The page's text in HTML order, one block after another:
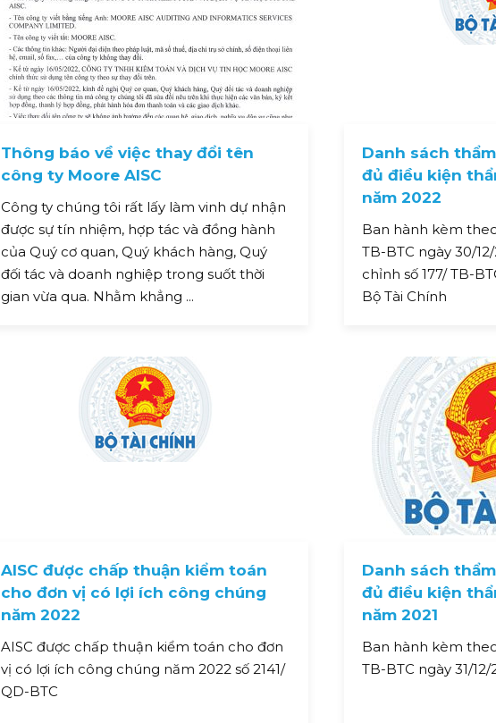
Thông báo về việc thay đổi tên
công ty Moore AISC
Công ty chúng tôi rất lấy làm vinh dự nhận
được sự tín nhiệm, hợp tác và đồng hành
của Quý cơ quan, Quý khách hàng, Quý
đối tác và doanh nghiệp trong suốt thời
gian vừa qua. Nhằm khẳng ...
Danh sách
đủ điều kiện
năm 2022
Ban hành kèm
TB-BTC ngày 30/
chỉnh số 177/ TB-
Bộ Tài Chính
AISC được chấp thuận kiểm toán
cho đơn vị có lợi ích công chúng
năm 2022
AISC được chấp thuận kiểm toán cho đơn
vị có lợi ích công chúng năm 2022 số 2141/
QD-BTC
Danh sách
đủ điều kiện
năm 2021
Ban hành kèm
TB-BTC ngày 31/